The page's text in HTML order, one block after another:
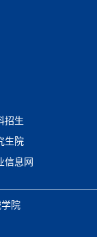
招生
生院
信息网
院